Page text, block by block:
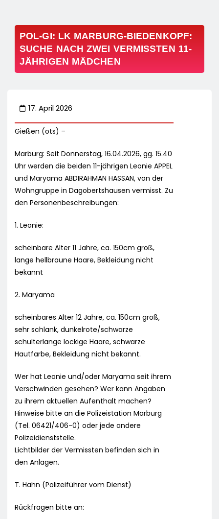
POL-GI: LK MARBURG-BIEDENKOPF:
SUCHE NACH ZWEI VERMISSTEN 11-
JÄHRIGEN MÄDCHEN
17. April 2026
Gießen (ots) –
Marburg: Seit Donnerstag, 16.04.2026, gg. 15.40
Uhr werden die beiden 11-jährigen Leonie APPEL
und Maryama ABDIRAHMAN HASSAN, von der
Wohngruppe in Dagobertshausen vermisst. Zu
den Personenbeschreibungen:
1. Leonie:
scheinbare Alter 11 Jahre, ca. 150cm groß,
lange hellbraune Haare, Bekleidung nicht
bekannt
2. Maryama
scheinbares Alter 12 Jahre, ca. 150cm groß,
sehr schlank, dunkelrote/schwarze
schulterlange lockige Haare, schwarze
Hautfarbe, Bekleidung nicht bekannt.
Wer hat Leonie und/oder Maryama seit ihrem
Verschwinden gesehen? Wer kann Angaben
zu ihrem aktuellen Aufenthalt machen?
Hinweise bitte an die Polizeistation Marburg
(Tel. 06421/406-0) oder jede andere
Polizeidienststelle.
Lichtbilder der Vermissten befinden sich in
den Anlagen.
T. Hahn (Polizeiführer vom Dienst)
Rückfragen bitte an: